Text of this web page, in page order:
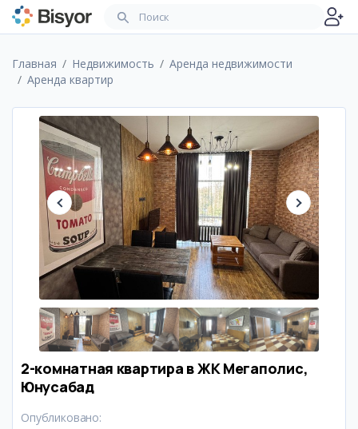
Главная Недвижимость
Аренда недвижимости
Аренда квартир
2-комнатная квартира в ЖК Мегаполис,
Юнусабад
Опубликовано: